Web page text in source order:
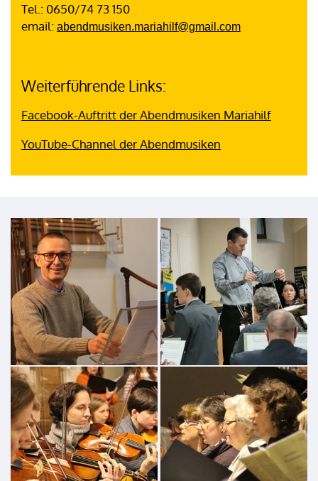
Tel.: 0650/74 73 150
email: abendmusiken.mariahilf@gmail.com
Weiterführende Links:
Facebook-Auftritt der Abendmusiken Mariahilf
YouTube-Channel der Abendmusiken